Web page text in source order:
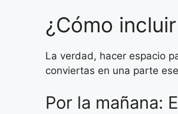
¿Cómo
La verdad, hacer espacio
conviertas en una parte
Por la mañana: